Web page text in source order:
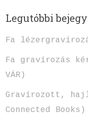
Legutóbbi
Fa
Fa gravírozás
VÁR)
Gravírozott,
Connected Books)